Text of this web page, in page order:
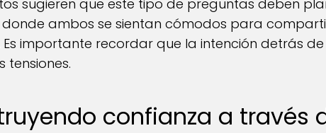
sugieren que este tipo de preguntas deben
ambos se sientan cómodos para
Es importante recordar que la intención detrás
tensiones.
confianza a través